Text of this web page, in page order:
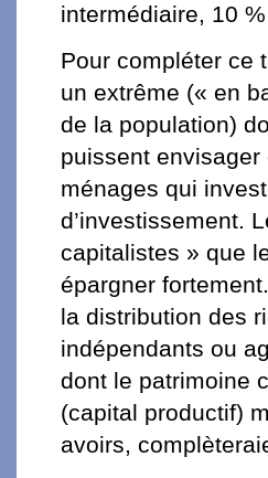
intermédiaire, 10
Pour compléter ce
un extrême (« en
de la population)
puissent envisager
ménages qui
d’investissement.
capitalistes » que
épargner
la distribution des
indépendants ou
dont le patrimoine
(capital productif)
avoirs,